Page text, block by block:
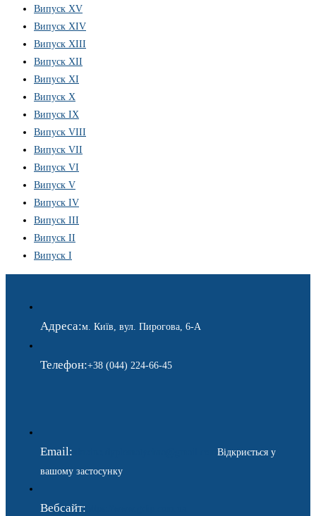
Випуск XV
Випуск XIV
Випуск XIII
Випуск XII
Випуск XI
Випуск X
Випуск IX
Випуск VIII
Випуск VII
Випуск VI
Випуск V
Випуск IV
Випуск III
Випуск II
Випуск I
Адреса:м. Київ, вул. Пирогова, 6-А
Телефон:+38 (044) 224-66-45
Email:
Відкриється у
вашому застосунку
Вебсайт: